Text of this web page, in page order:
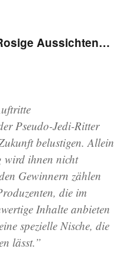
Aussichten…
Pseudo-Jedi-Ritter
belustigen. Allein
wird ihnen nicht
Gewinnern zählen
die im
Inhalte anbieten
spezielle Nische, die
lässt.”